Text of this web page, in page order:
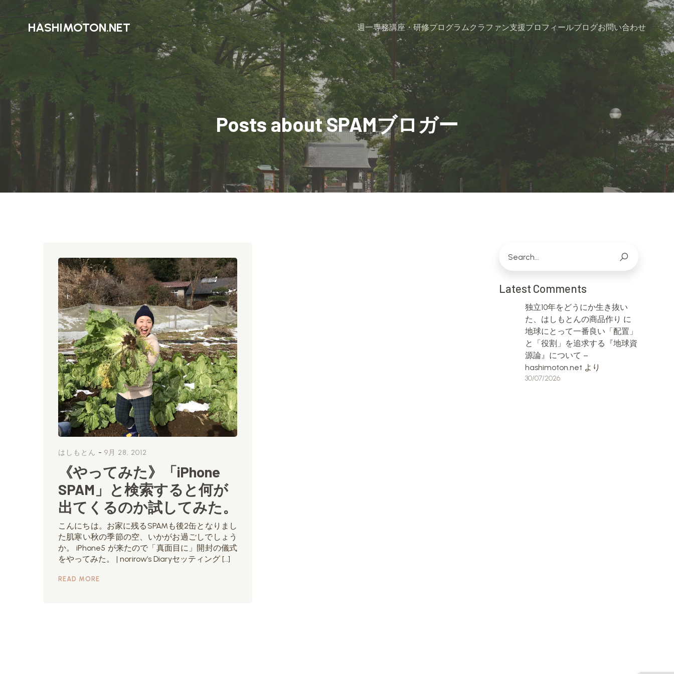
HASHIMOTON.NET 週一専務講座・研修プログラムクラファン支援プロフィールブログお問い合わせ
Posts about SPAMブロガー
はしもとん - 9月 28, 2012
《やってみた》「iPhone
SPAM」と検索すると何が
出てくるのか試してみた。
こんにちは。お家に残るSPAMも後2缶となりまし
た肌寒い秋の季節の空、いかがお過ごしでしょう
か。 iPhone5 が来たので「真面目に」開封の儀式
をやってみた。 | norirow’s Diaryセッティング […]
READ MORE
Latest Comments
独立10年をどうにか生き抜い
た、はしもとんの商品作り に
地球にとって一番良い「配置」
と「役割」を追求する『地球資
源論』について –
hashimoton.net より
30/07/2026